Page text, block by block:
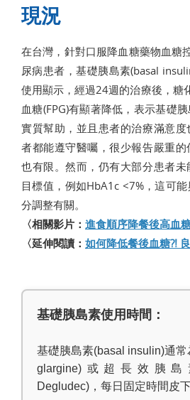
現況
在台灣，針對口服降血糖藥物血糖
尿病患者，基礎胰島素(basal
使用顯示，經過24週的治療後，糖
血糖(FPG)有顯著降低，表示基礎
實質幫助，並且患者的治療滿意
者都能遵守醫囑，很少報告嚴重
也有限。然而，仍有大部分患者
目標值，例如HbA1c <7%，這可
分調整有關。
〈相關影片： 進食順序降餐後高血
〈延伸閱讀： 如何降低餐後血糖?!
基礎胰島素使用時間：
基礎胰島素(basal insulin)通
glargine)或超長效胰
Degludec)，每日固定時間皮